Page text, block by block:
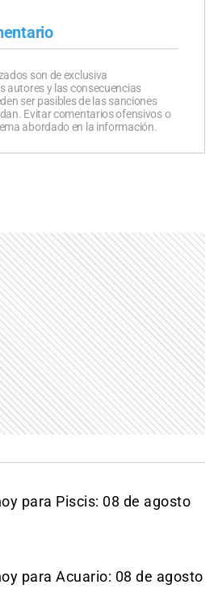
son de exclusiva
autores y las consecuencias
ser pasibles de las sanciones
Evitar comentarios ofensivos o
abordado en la información.
para Piscis: 08 de agosto
para Acuario: 08 de agosto